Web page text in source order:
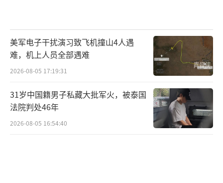
美军电子干扰演习致飞机撞山4人遇
难，机上人员全部遇难
2026-08-05 17:19:31
31岁中国籍男子私藏大批军火，被泰国
法院判处46年
2026-08-05 16:54:40